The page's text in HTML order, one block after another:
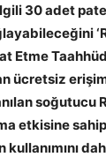
30 adet
Etme
ücretsiz
soğutucu
etkisine
kullanımını